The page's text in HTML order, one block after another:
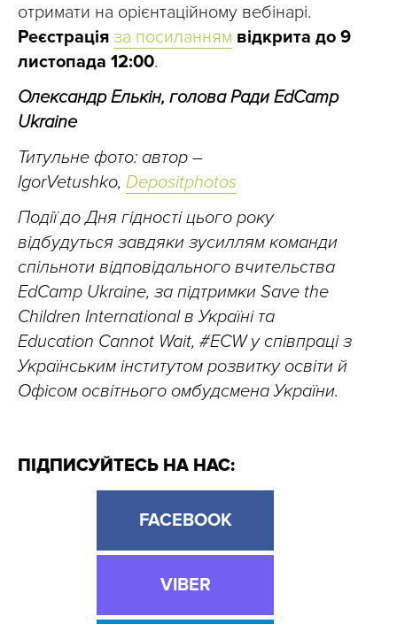
отримати на орієнтаційному вебінарі.
Реєстрація за посиланням відкрита до 9
листопада 12:00.
Олександр Елькін, голова Ради EdCamp
Ukraine
Титульне фото: автор –
IgorVetushko, Depositphotos
Події до Дня гідності цього року
відбудуться завдяки зусиллям команди
спільноти відповідального вчительства
EdCamp Ukraine, за підтримки Save the
Children International в Україні та
Education Cannot Wait, #ECW у співпраці з
Українським інститутом розвитку освіти й
Офісом освітнього омбудсмена України.
ПІДПИСУЙТЕСЬ НА НАС:
FACEBOOK
VIBER